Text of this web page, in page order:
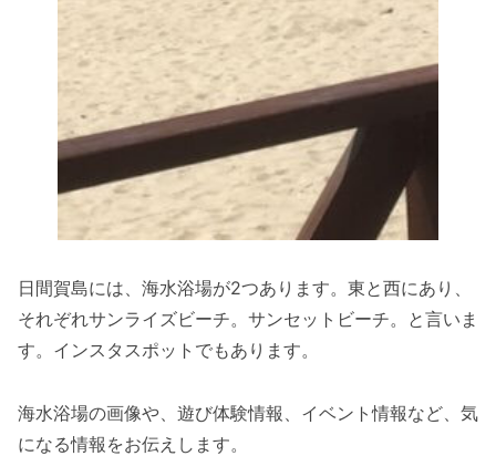
日間賀島には、海水浴場が2つあります。東と西にあり、
それぞれサンライズビーチ。サンセットビーチ。と言いま
す。インスタスポットでもあります。
海水浴場の画像や、遊び体験情報、イベント情報など、気
になる情報をお伝えします。